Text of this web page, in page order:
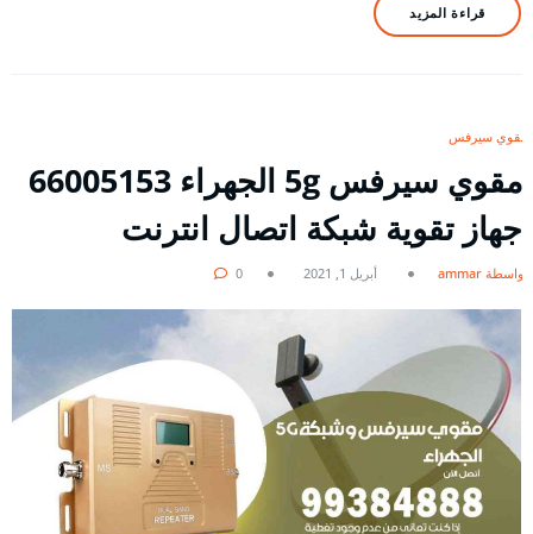
قراءة المزيد
مقوي سيرفس
مقوي سيرفس 5g الجهراء 66005153
جهاز تقوية شبكة اتصال انترنت
بواسطة ammar أبريل 1, 2021 0